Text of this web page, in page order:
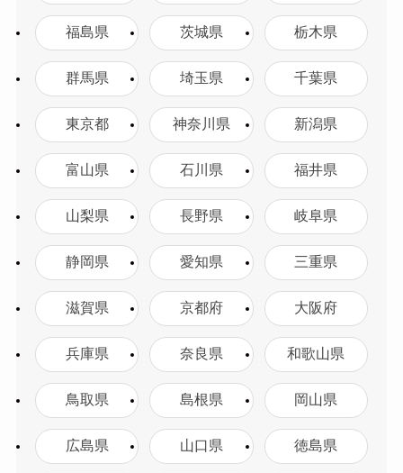
福島県 茨城県 栃木県
群馬県 埼玉県 千葉県
東京都 神奈川県 新潟県
富山県 石川県 福井県
山梨県 長野県 岐阜県
静岡県 愛知県 三重県
滋賀県 京都府 大阪府
兵庫県 奈良県 和歌山県
鳥取県 島根県 岡山県
広島県 山口県 徳島県